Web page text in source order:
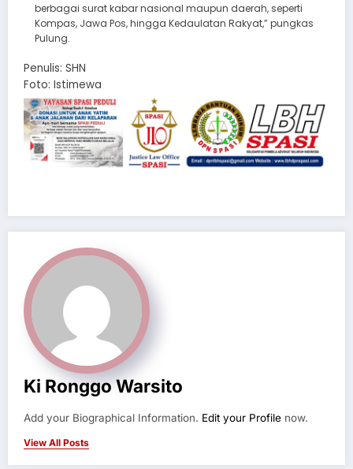
berbagai surat kabar nasional maupun daerah, seperti
Kompas, Jawa Pos, hingga Kedaulatan Rakyat,” pungkas
Pulung.
Penulis: SHN
Foto: Istimewa
Ki Ronggo Warsito
Add your Biographical Information. Edit your Profile now.
View All Posts